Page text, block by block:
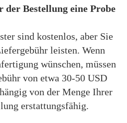
der Bestellung eine Probe
sind kostenlos, aber Sie
leisten. Wenn
wünschen, müssen
von etwa 30-50 USD
von der Menge Ihrer
erstattungsfähig.